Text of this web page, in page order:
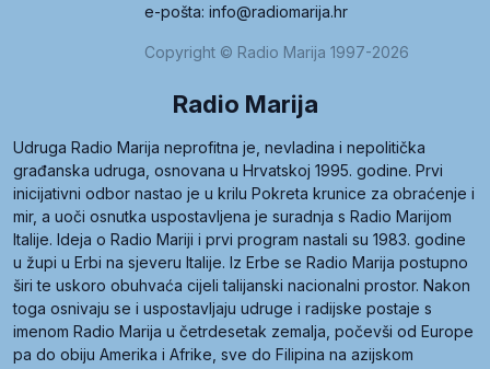
e-pošta: info@radiomarija.hr
Copyright © Radio Marija 1997-2026
Radio Marija
Udruga Radio Marija neprofitna je, nevladina i nepolitička
građanska udruga, osnovana u Hrvatskoj 1995. godine. Prvi
inicijativni odbor nastao je u krilu Pokreta krunice za obraćenje i
mir, a uoči osnutka uspostavljena je suradnja s Radio Marijom
Italije. Ideja o Radio Mariji i prvi program nastali su 1983. godine
u župi u Erbi na sjeveru Italije. Iz Erbe se Radio Marija postupno
širi te uskoro obuhvaća cijeli talijanski nacionalni prostor. Nakon
toga osnivaju se i uspostavljaju udruge i radijske postaje s
imenom Radio Marija u četrdesetak zemalja, počevši od Europe
pa do obiju Amerika i Afrike, sve do Filipina na azijskom